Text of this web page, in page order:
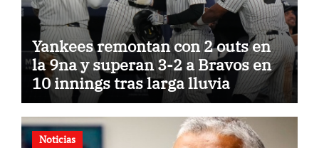
Yankees remontan con 2 outs en
la 9na y superan 3-2 a Bravos en
10 innings tras larga lluvia
Noticias